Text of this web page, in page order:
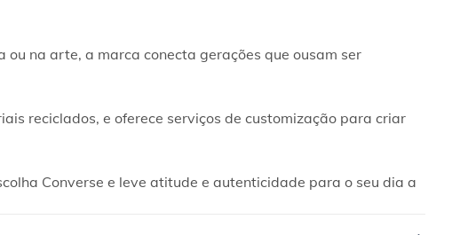
ou na arte, a marca conecta gerações que ousam ser
reciclados, e oferece serviços de customização para criar
Converse e leve atitude e autenticidade para o seu dia a